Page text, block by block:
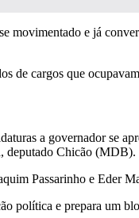
movimentado e já
de cargos que
a governador se
deputado Chicão (MDB).
Passarinho e Eder
política e prepara um